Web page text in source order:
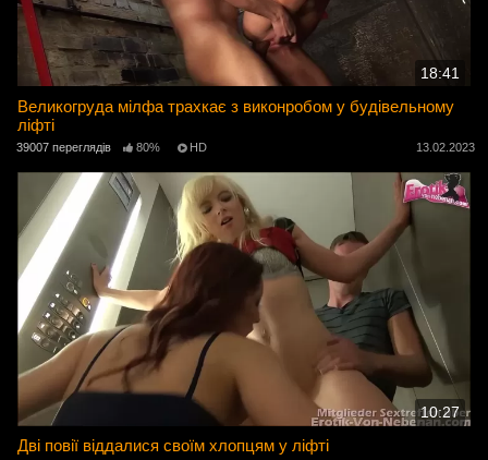
18:41
Великогруда мілфа трахкає з виконробом у будівельному
ліфті
39007 переглядів 80% HD 13.02.2023
10:27
Дві повії віддалися своїм хлопцям у ліфті